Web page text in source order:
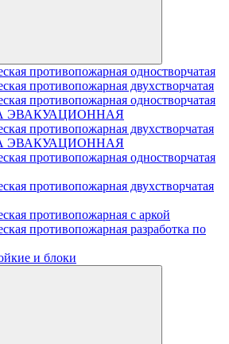
противопожарная одностворчатая
противопожарная двухстворчатая
противопожарная одностворчатая
ЭВАКУАЦИОННАЯ
противопожарная двухстворчатая
ЭВАКУАЦИОННАЯ
противопожарная одностворчатая
противопожарная двухстворчатая
противопожарная с аркой
противопожарная разработка по
и блоки